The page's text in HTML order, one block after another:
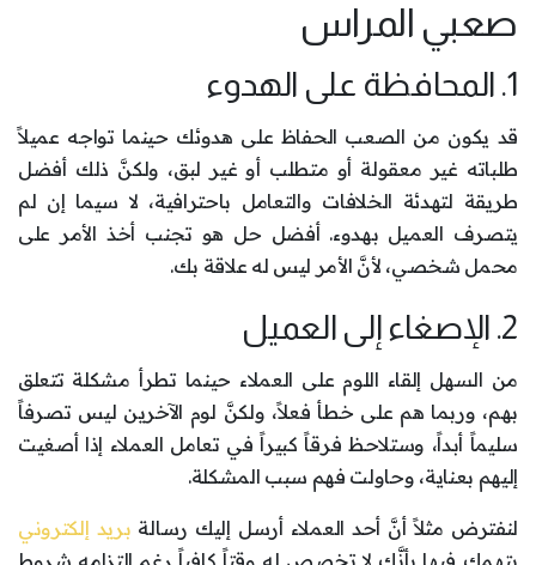
صعبي المراس
1. المحافظة على الهدوء
قد يكون من الصعب الحفاظ على هدوئك حينما تواجه عميلاً
طلباته غير معقولة أو متطلب أو غير لبق، ولكنَّ ذلك أفضل
طريقة لتهدئة الخلافات والتعامل باحترافية، لا سيما إن لم
يتصرف العميل بهدوء. أفضل حل هو تجنب أخذ الأمر على
محمل شخصي، لأنَّ الأمر ليس له علاقة بك.
2. الإصغاء إلى العميل
من السهل إلقاء اللوم على العملاء حينما تطرأ مشكلة تتعلق
بهم، وربما هم على خطأ فعلاً، ولكنَّ لوم الآخرين ليس تصرفاً
سليماً أبداً، وستلاحظ فرقاً كبيراً في تعامل العملاء إذا أصغيت
إليهم بعناية، وحاولت فهم سبب المشكلة.
لنفترض مثلاً أنَّ أحد العملاء أرسل إليك رسالة بريد إلكتروني
يتهمك فيها بأنَّك لا تخصص له وقتاً كافياً رغم التزامه شروط